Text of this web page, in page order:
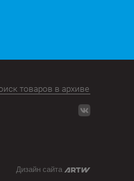
Дизайн сайта